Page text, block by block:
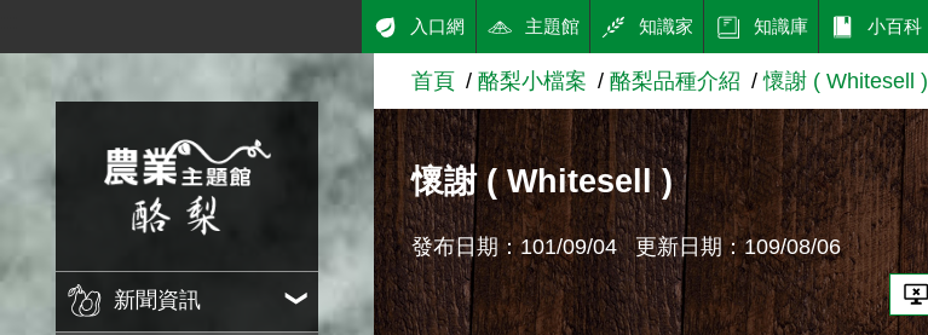
跳到主要內容
農業知識入口網
新聞資訊
入口網 主題館 知識家 知識庫 小百科
首頁 酪梨小檔案 酪梨品種介紹 懷謝 ( Whitesell )
懷謝 ( Whitesell )
發布日期：101/09/04 更新日期：109/08/06